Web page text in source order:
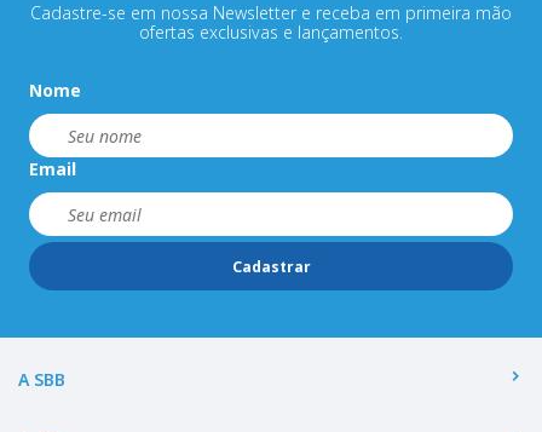
Cadastre-se em nossa Newsletter e receba em primeira mão
ofertas exclusivas e lançamentos.
Nome
Email
Cadastrar
A SBB